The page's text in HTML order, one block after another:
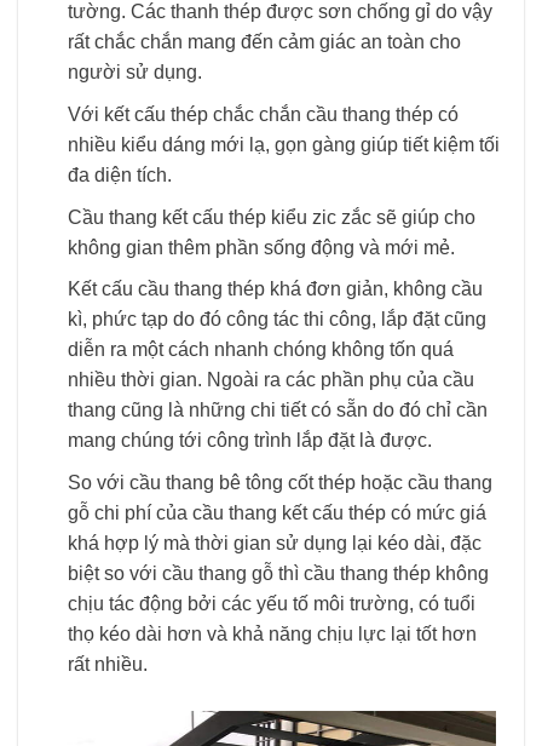
tường. Các thanh thép được sơn chống gỉ do vậy
rất chắc chắn mang đến cảm giác an toàn cho
người sử dụng.
Với kết cấu thép chắc chắn cầu thang thép có
nhiều kiểu dáng mới lạ, gọn gàng giúp tiết kiệm tối
đa diện tích.
Cầu thang kết cấu thép kiểu zic zắc sẽ giúp cho
không gian thêm phần sống động và mới mẻ.
Kết cấu cầu thang thép khá đơn giản, không cầu
kì, phức tạp do đó công tác thi công, lắp đặt cũng
diễn ra một cách nhanh chóng không tốn quá
nhiều thời gian. Ngoài ra các phần phụ của cầu
thang cũng là những chi tiết có sẵn do đó chỉ cần
mang chúng tới công trình lắp đặt là được.
So với cầu thang bê tông cốt thép hoặc cầu thang
gỗ chi phí của cầu thang kết cấu thép có mức giá
khá hợp lý mà thời gian sử dụng lại kéo dài, đặc
biệt so với cầu thang gỗ thì cầu thang thép không
chịu tác động bởi các yếu tố môi trường, có tuổi
thọ kéo dài hơn và khả năng chịu lực lại tốt hơn
rất nhiều.